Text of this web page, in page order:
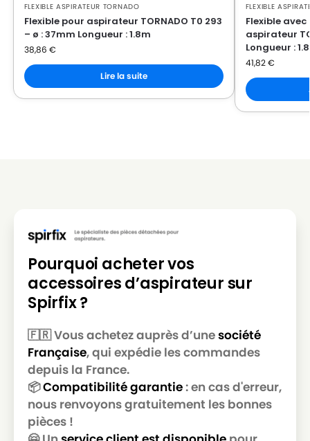
TORNADO
TORNADO KART’AIR(SERIE)
TORNADO
TORNADO KART’ELEC(SERIE)
TORNADO
TORNADO LEAD’AIR(SERIE)
TORNADO
TORNADO LEAD’AIR1200 à LEAD’AIR1400
TORNADO P45
TORNADO
TORNADO PANT’AIR(SERIE)
TORNADO
TORNADO PARTNER313
TORNADO
TORNADO PRESTIGE110
TORNADO
TORNADO PRESTIGE1100WPRESTIGE1300
TORNADO
TORNADO SALSA
TORNADO
TORNADO SAMBA
FLEXIBLE ASPIRATEUR TORNADO
Flexible pour aspirateur TORNADO T0 293
– ø : 37mm Longueur : 1.8m
38,86 €
Lire la suite
FLEXIBLE
Flexible
aspirateur
Longueur :
41,82€
Pourquoi acheter vos
accessoires d’aspirateur sur
Spirfix ?
🇫🇷 Vous achetez auprès d’unesociété
Française, qui expédie les commandes
depuis la France.
📦Compatibilité garantie: en cas d'erreur,
nous renvoyons gratuitement les bonnes
pièces !